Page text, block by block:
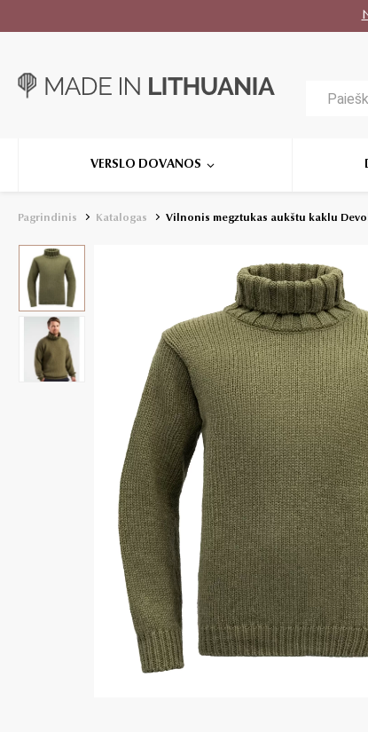
VERSLO DOVANOS
Pagrindinis Katalogas Vilnonis megztukas aukštu kaklu